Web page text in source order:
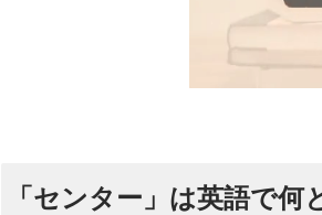
「センター」は英語で何